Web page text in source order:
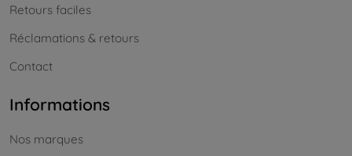
Retours faciles
Réclamations & retours
Contact
Informations
Nos marques